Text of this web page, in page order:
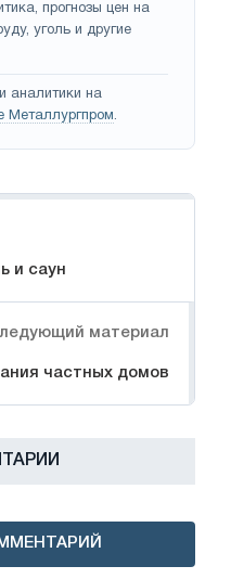
прогнозы цен на
уголь и другие
аналитики на
Металлургпром.
и саун
материал
частных домов